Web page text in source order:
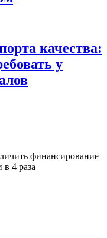
качества:
у
финансирование
4 раза